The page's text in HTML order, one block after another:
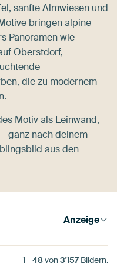
sanfte Almwiesen und
bringen alpine
Panoramen wie
Oberstdorf,
die zu modernem
Motiv als Leinwand,
ganz nach deinem
aus den
Anzeige
1 - 48von3'157Bildern.